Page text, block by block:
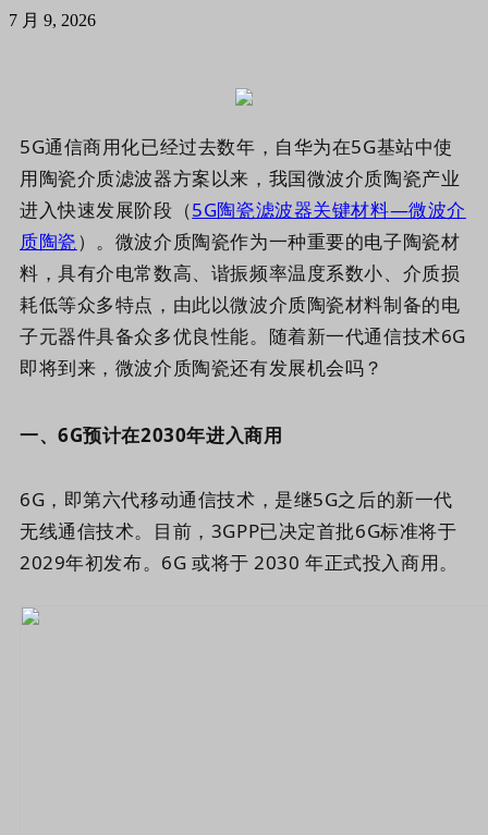
7 月 9, 2026
5G通信商用化已经过去数年，自华为在5G基站中使
用陶瓷介质滤波器方案以来，我国微波介质陶瓷产业
进入快速发展阶段 （5G陶瓷滤波器关键材料—微波介
质陶瓷） 。微波介质陶瓷作为一种重要的电子陶瓷材
料，具有介电常数高、谐振频率温度系数小、介质损
耗低等众多特点，由此以微波介质陶瓷材料制备的电
子元器件具备众多优良性能。随着新一代通信技术6G
即将到来，微波介质陶瓷还有发展机会吗？
一、6G预计在2030年进入商用
6G，即第六代移动通信技术，是继5G之后的新一代
无线通信技术。目前，3GPP已决定首批6G标准将于
2029年初发布。6G 或将于 2030 年正式投入商用。